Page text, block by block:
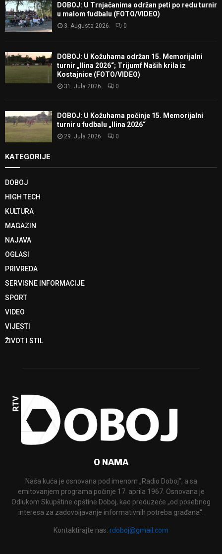
DOBOJ: U Trnjačanima održan peti po redu turnir
u malom fudbalu (FOTO/VIDEO)
3. Augusta 2026. 0
DOBOJ: U Kožuhama održan 15. Memorijalni
turnir „Ilina 2026“; Trijumf Naših krila iz
Kostajnice (FOTO/VIDEO)
31. Jula 2026. 0
DOBOJ: U Kožuhama počinje 15. Memorijalni
turnir u fudbalu „Ilina 2026“
29. Jula 2026. 0
KATEGORIJE
DOBOJ
HIGH TECH
KULTURA
MAGAZIN
NAJAVA
OGLASI
PRIVREDA
SERVISNE INFORMACIJE
SPORT
VIDEO
VIJESTI
ŽIVOT I STIL
O NAMA
Naša kuća je osnovana pod imenom „Radio Doboj“, a sa
emitovanjem programa počinje 17. aprila 1967. Osnovana je
Odlukom Skupštine opštine Doboj, kao preduzeće „od posebnog
interesa za zadovoljavanje informativnih potreba građana“.
Kontaktirajte nas: rdoboj@gmail.com